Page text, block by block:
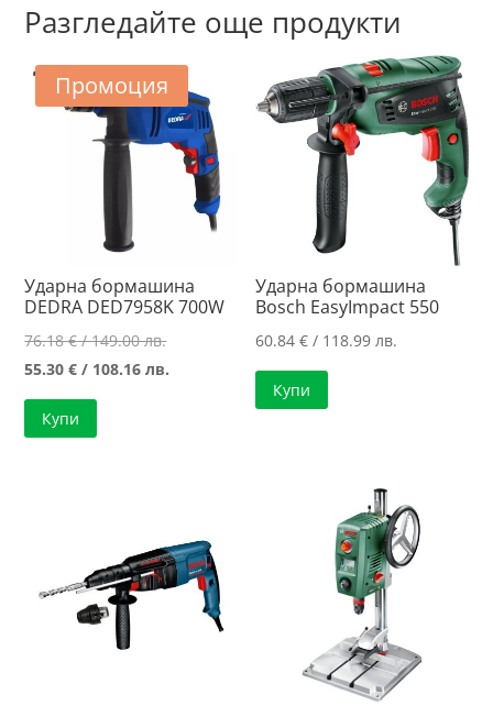
Разгледайте още продукти
Промоция
Ударна бормашина
DEDRA DED7958K 700W
76.18€/ 149.00 лв.Original
price
55.30€ / 108.16 лв.
Купи
Ударна бормашина
Bosch EasyImpact 550
60.84€ / 118.99 лв.
Купи